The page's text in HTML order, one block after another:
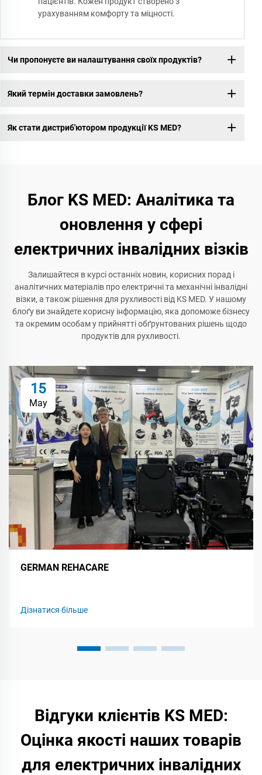
урахуванням комфорту та міцності.
Чи пропонуєте ви налаштування своїх продуктів?
Який термін доставки замовлень?
Як стати дистриб'ютором продукції KS MED?
Блог KS MED: Аналітика та
оновлення у сфері
електричних інвалідних візків
Залишайтеся в курсі останніх новин, корисних порад і
аналітичних матеріалів про електричні та механічні інвалідні
візки, а також рішення для рухливості від KS MED. У нашому
блоґу ви знайдете корисну інформацію, яка допоможе бізнесу
та окремим особам у прийнятті обґрунтованих рішень щодо
продуктів для рухливості.
15
May
GERMAN REHACARE
Дізнатися більше
Відгуки клієнтів KS MED:
Оцінка якості наших товарів
для електричних інвалідних